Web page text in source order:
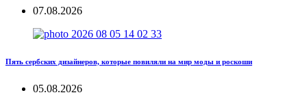
07.08.2026
Пять сербских дизайнеров, которые повиляли на мир моды и роскоши
05.08.2026